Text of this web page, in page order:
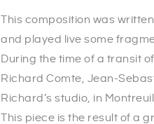
This composition was
and played live some
During the time of a transit
Richard Comte, Jean-
Richard’s studio, in
This piece is the result of a